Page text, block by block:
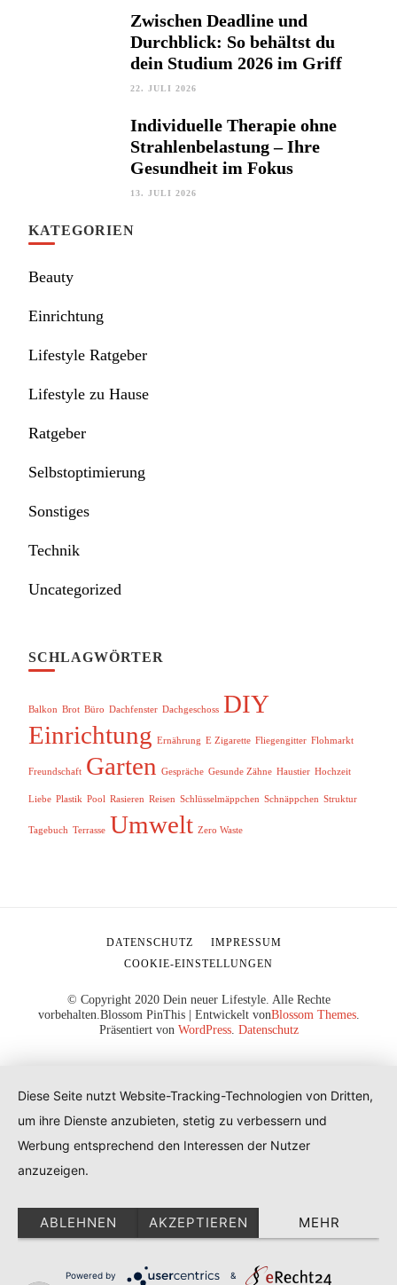
Zwischen Deadline und
Durchblick: So behältst du
dein Studium 2026 im Griff
22. JULI 2026
Individuelle Therapie ohne
Strahlenbelastung – Ihre
Gesundheit im Fokus
13. JULI 2026
KATEGORIEN
Beauty
Einrichtung
Lifestyle Ratgeber
Lifestyle zu Hause
Ratgeber
Selbstoptimierung
Sonstiges
Technik
Uncategorized
SCHLAGWÖRTER
Balkon Brot Büro Dachfenster Dachgeschoss DIY
Einrichtung Ernährung E Zigarette Fliegengitter Flohmarkt
Freundschaft Garten Gespräche Gesunde Zähne Haustier Hochzeit
Liebe Plastik Pool Rasieren Reisen Schlüsselmäppchen Schnäppchen Struktur
Tagebuch Terrasse Umwelt Zero Waste
© Copyright 2020 Dein neuer Lifestyle. Alle Rechte
vorbehalten.Blossom PinThis | Entwickelt vonBlossom Themes.
Präsentiert von WordPress. Datenschutz
DATENSCHUTZ
IMPRESSUM
COOKIE-EINSTELLUNGEN
Diese Seite nutzt Website-Tracking-Technologien von Dritten,
um ihre Dienste anzubieten, stetig zu verbessern und
Werbung entsprechend den Interessen der Nutzer
anzuzeigen.
ABLEHNEN AKZEPTIEREN MEHR
Powered by &